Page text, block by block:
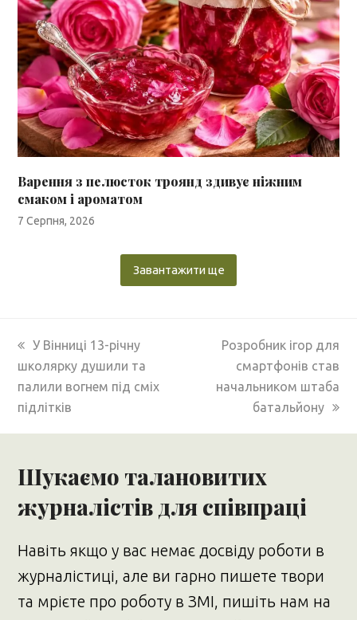
Варення з пелюсток троянд здивує ніжним
смаком і ароматом
7 Серпня, 2026
Завантажити ще
previous
post:
У Вінниці 13-річну
школярку душили та
палили вогнем під сміх
підлітків
next
post:
Розробник ігор для
смартфонів став
начальником штаба
батальйону
Шукаємо талановитих
журналістів для співпраці
Навіть якщо у вас немає досвіду роботи в
журналістиці, але ви гарно пишете твори
та мрієте про роботу в ЗМІ, пишіть нам на